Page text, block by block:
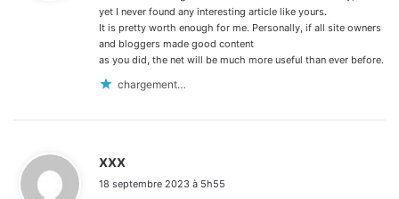
:
yet I never found any interesting article like yours.
It is pretty worth enough for me. Personally, if all site owners
and bloggers made good content
as you did, the net will be much more useful than ever before.
chargement…
xxx
t
18 septembre 2023 à 5h55